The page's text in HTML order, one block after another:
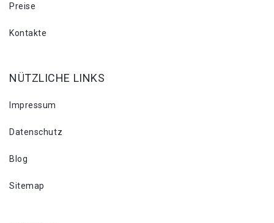
Preise
Kontakte
NÜTZLICHE LINKS
Impressum
Datenschutz
Blog
Sitemap